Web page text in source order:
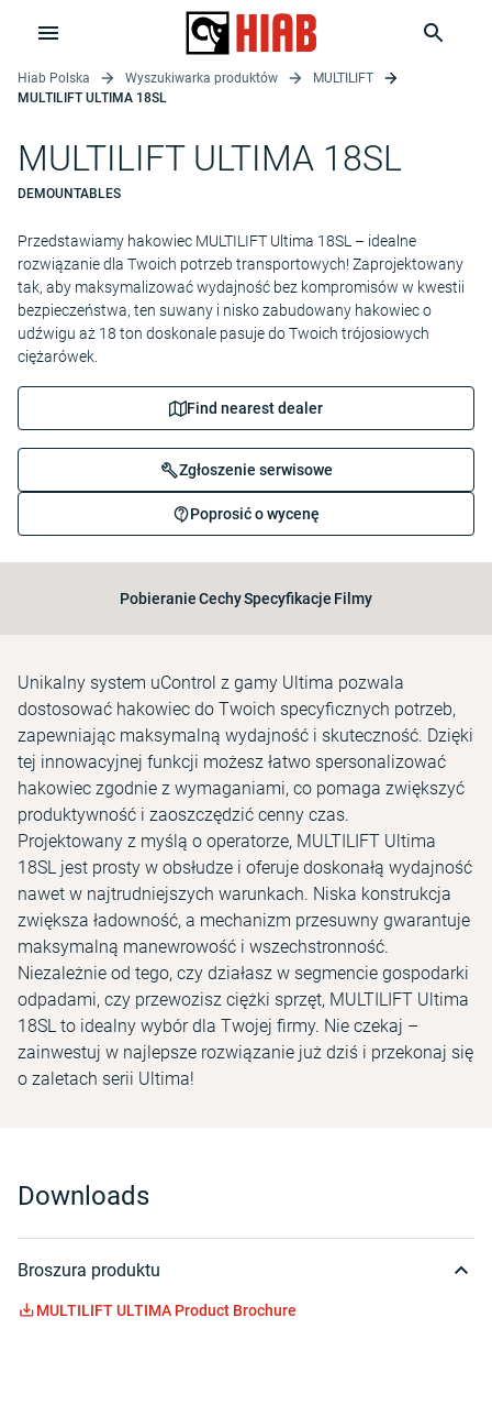
Hiab Polska Wyszukiwarka produktów
MULTILIFT
MULTILIFT ULTIMA 18SL
MULTILIFT ULTIMA 18SL
DEMOUNTABLES
Przedstawiamy hakowiec MULTILIFT Ultima 18SL – idealne
rozwiązanie dla Twoich potrzeb transportowych! Zaprojektowany
tak, aby maksymalizować wydajność bez kompromisów w kwestii
bezpieczeństwa, ten suwany i nisko zabudowany hakowiec o
udźwigu aż 18 ton doskonale pasuje do Twoich trójosiowych
ciężarówek.
Find nearest dealer
Zgłoszenie serwisowe
Poprosić o wycenę
PobieranieCechySpecyfikacje Filmy
Unikalny system uControl z gamy Ultima pozwala
dostosować hakowiec do Twoich specyficznych potrzeb,
zapewniając maksymalną wydajność i skuteczność. Dzięki
tej innowacyjnej funkcji możesz łatwo spersonalizować
hakowiec zgodnie z wymaganiami, co pomaga zwiększyć
produktywność i zaoszczędzić cenny czas.
Projektowany z myślą o operatorze, MULTILIFT Ultima
18SL jest prosty w obsłudze i oferuje doskonałą wydajność
nawet w najtrudniejszych warunkach. Niska konstrukcja
zwiększa ładowność, a mechanizm przesuwny gwarantuje
maksymalną manewrowość i wszechstronność.
Niezależnie od tego, czy działasz w segmencie gospodarki
odpadami, czy przewozisz ciężki sprzęt, MULTILIFT Ultima
18SL to idealny wybór dla Twojej firmy. Nie czekaj –
zainwestuj w najlepsze rozwiązanie już dziś i przekonaj się
o zaletach serii Ultima!
Downloads
Broszura produktu
MULTILIFT ULTIMA Product Brochure